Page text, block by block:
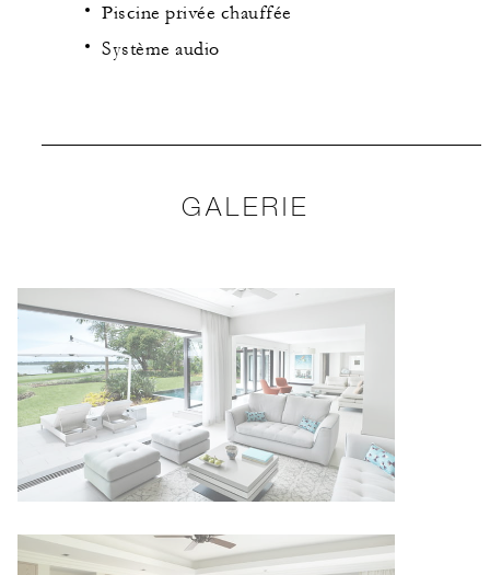
Piscine privée chauffée
Système audio
GALERIE